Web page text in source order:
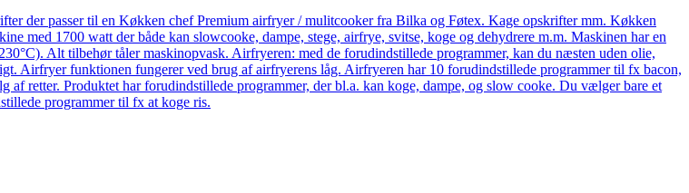
der passer til en Køkken chef Premium airfryer / mulitcooker fra Bilka og Føtex. Kage opskrifter mm. Køkken
med 1700 watt der både kan slowcooke, dampe, stege, airfrye, svitse, koge og dehydrere m.m. Maskinen har en
Alt tilbehør tåler maskinopvask. Airfryeren: med de forudindstillede programmer, kan du næsten uden olie,
Airfryer funktionen fungerer ved brug af airfryerens låg. Airfryeren har 10 forudindstillede programmer til fx bacon,
retter. Produktet har forudindstillede programmer, der bl.a. kan koge, dampe, og slow cooke. Du vælger bare et
programmer til fx at koge ris.